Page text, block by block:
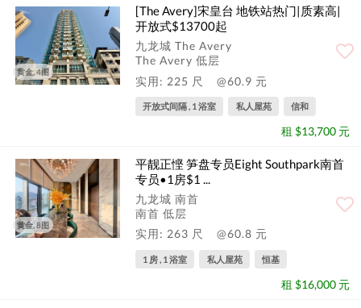
黄金, 4图
[The Avery]宋皇台 地铁站热门|质素高|
开放式$13700起
九龙城 The Avery
The Avery 低层
实用: 225 尺
@60.9 元
开放式间隔 , 1 浴室 私人屋苑 信和
租 $13,700 元
黄金, 8图
平靓正悭 笋盘专员Eight Southpark南首
专员•1房$1 ...
九龙城 南首
南首 低层
实用: 263 尺
@60.8 元
1 房 , 1 浴室 私人屋苑 恒基
租 $16,000 元